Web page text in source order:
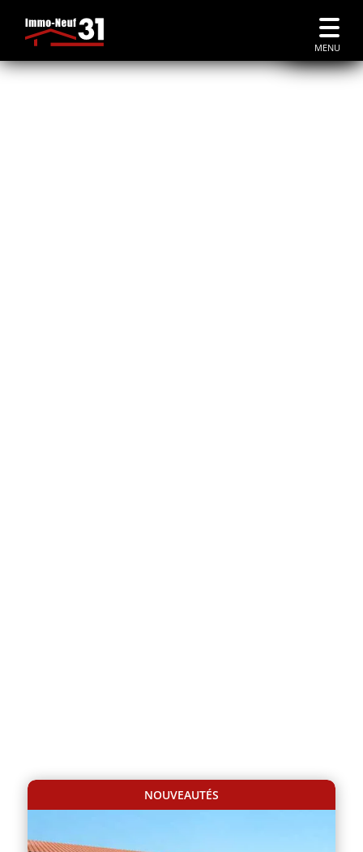
MENU
Accueil|Immobilier Neuf Fonsorbes
NOUVEAUTÉS